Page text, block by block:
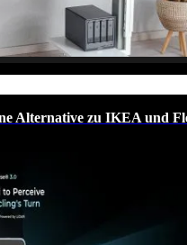
Alternative zu IKEA und